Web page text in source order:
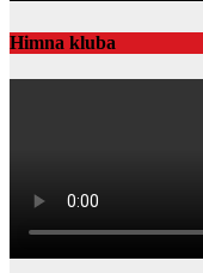
Himna kluba